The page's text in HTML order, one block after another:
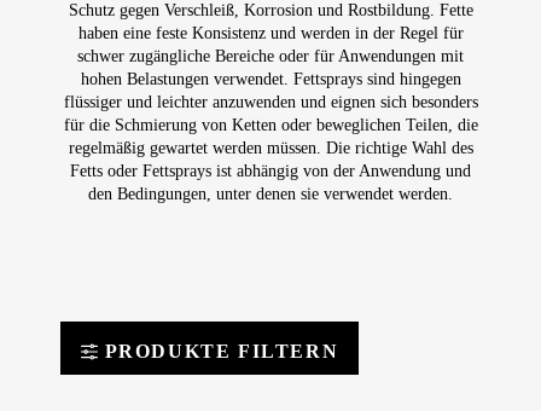
Schutz gegen Verschleiß, Korrosion und Rostbildung. Fette
haben eine feste Konsistenz und werden in der Regel für
schwer zugängliche Bereiche oder für Anwendungen mit
hohen Belastungen verwendet. Fettsprays sind hingegen
flüssiger und leichter anzuwenden und eignen sich besonders
für die Schmierung von Ketten oder beweglichen Teilen, die
regelmäßig gewartet werden müssen. Die richtige Wahl des
Fetts oder Fettsprays ist abhängig von der Anwendung und
den Bedingungen, unter denen sie verwendet werden.
PRODUKTE FILTERN